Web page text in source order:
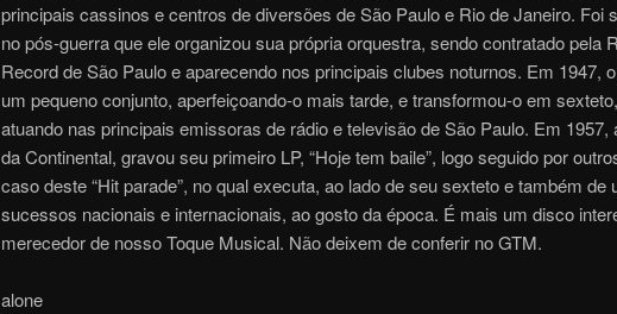
principais cassinos e centros de diversões de São Paulo e Rio de Janeiro. Foi
no pós-guerra que ele organizou sua própria orquestra, sendo contratado pela
Record de São Paulo e aparecendo nos principais clubes noturnos. Em 1947,
um pequeno conjunto, aperfeiçoando-o mais tarde, e transformou-o em
atuando nas principais emissoras de rádio e televisão de São Paulo. Em 1957,
da Continental, gravou seu primeiro LP, “Hoje tem baile”, logo seguido por
caso deste “Hit parade”, no qual executa, ao lado de seu sexteto e também de
sucessos nacionais e internacionais, ao gosto da época. É mais um disco
merecedor de nosso Toque Musical. Não deixem de conferir no GTM.
alone